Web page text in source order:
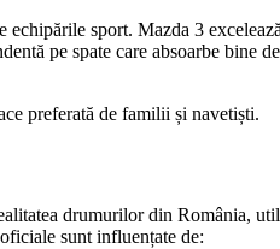
sport. Mazda 3
pe spate care absoarbe bine
preferată de familii și navetiști.
drumurilor din România,
sunt influențate de: